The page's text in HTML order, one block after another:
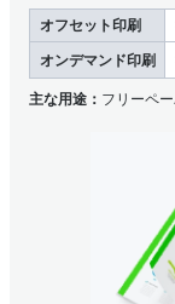
PP加工（クリア
用紙厚さ一部限定
オフセット印刷
オンデマンド印刷
主な用途： フリーペ